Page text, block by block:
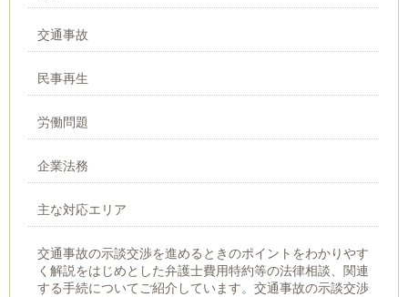
交通事故
民事再生
労働問題
企業法務
主な対応エリア
交通事故の示談交渉を進めるときのポイントをわかりやす
く解説をはじめとした弁護士費用特約等の法律相談、関連
する手続についてご紹介しています。交通事故の示談交渉